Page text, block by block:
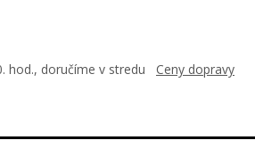
hod., doručíme v stredu Ceny dopravy